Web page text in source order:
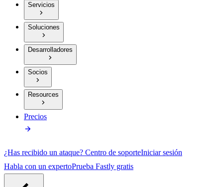
Servicios
Soluciones
Desarrolladores
Socios
Resources
Precios
¿Has recibido un ataque? Centro de soporteIniciar sesión
Habla con un expertoPrueba Fastly gratis